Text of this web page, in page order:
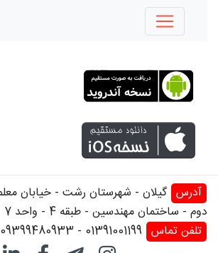
آدرس
دوم - ساختمان مهندسین - طبقه 4 - واحد 7
تلفن تماس 01391001199
-
09399480933